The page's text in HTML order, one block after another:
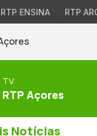
RTP ENSINA RTP
TV
RTP Açores
Notícias